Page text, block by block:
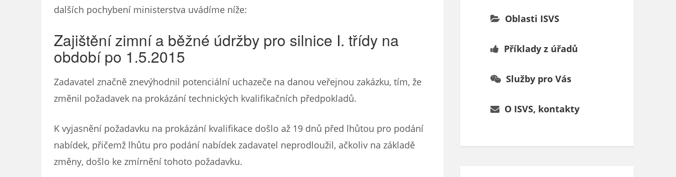
dalších pochybení ministerstva uvádíme níže:
Zajištění zimní a běžné údržby pro silnice I. třídy na
období po 1.5.2015
Zadavatel značně znevýhodnil potenciální uchazeče na danou veřejnou zakázku, tím, že
změnil požadavek na prokázání technických kvalifikačních předpokladů.
K vyjasnění požadavku na prokázání kvalifikace došlo až 19 dnů před lhůtou pro podání
nabídek, přičemž lhůtu pro podání nabídek zadavatel neprodloužil, ačkoliv na základě
změny, došlo ke zmírnění tohoto požadavku.
Oblasti ISVS
Příklady z úřadů
Služby pro Vás
O ISVS, kontakty